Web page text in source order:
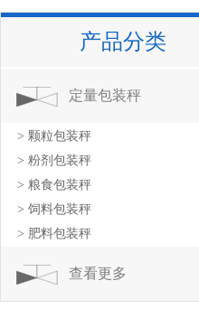
产品分类
定量包装秤
> 颗粒包装秤
> 粉剂包装秤
> 粮食包装秤
> 饲料包装秤
> 肥料包装秤
查看更多